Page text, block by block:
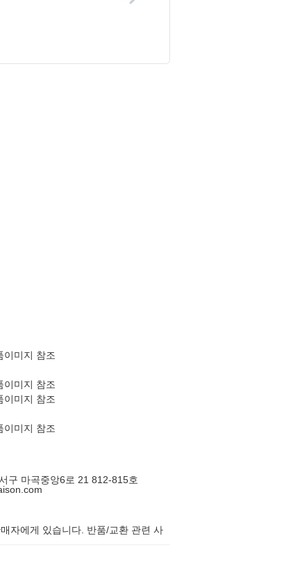
이미지 참조
이미지 참조
이미지 참조
이미지 참조
구 마곡중앙6로 21 812-815호
자에게 있습니다. 반품/교환 관련 사